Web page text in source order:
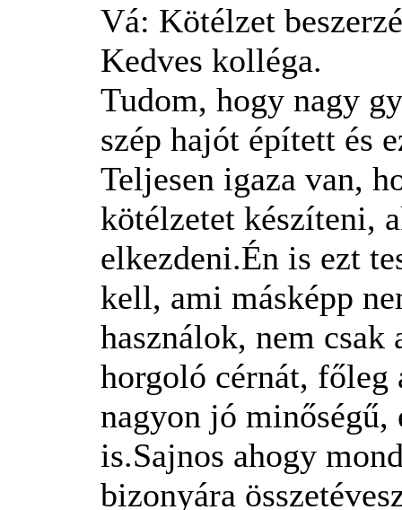
Vá: Kötélzet
Kedves kolléga.
Tudom, hogy nagy
szép hajót épített és
Teljesen igaza van,
kötélzetet készíteni,
elkezdeni.Én is ezt
kell, ami másképp
használok, nem
horgoló cérnát, főleg
nagyon jó minőségű,
is.Sajnos ahogy
bizonyára